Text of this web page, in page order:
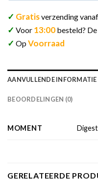
✓ Gratisverzending
✓ Voor 13:00 besteld?
✓ OpVoorraad
AANVULLENDE INFORMATIE
BEOORDELINGEN (0)
MOMENT
GERELATEERDE